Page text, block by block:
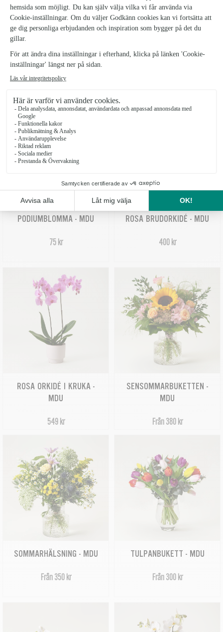
NOVEMBERBUKETTEN - MDU
Från 400 kr
OMTANKE - MDU
PODIUMBLOMMA - MDU
75 kr
ROSA BRUDORKIDÉ - MDU
400 kr
ROSA ORKIDÉ I KRUKA -
MDU
549 kr
SENSOMMARBUKETTEN -
MDU
Från 380 kr
SOMMARHÄLSNING - MDU
Från 350 kr
TULPANBUKETT - MDU
Från 300 kr